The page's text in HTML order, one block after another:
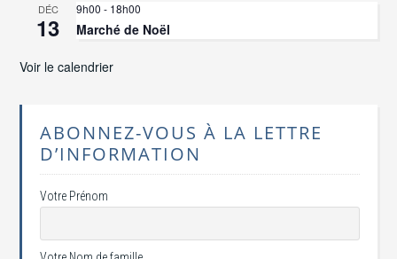
DÉC
13
9h00 - 18h00
Marché de Noël
Voir le calendrier
ABONNEZ-VOUS À LA LETTRE
D’INFORMATION
Votre Prénom